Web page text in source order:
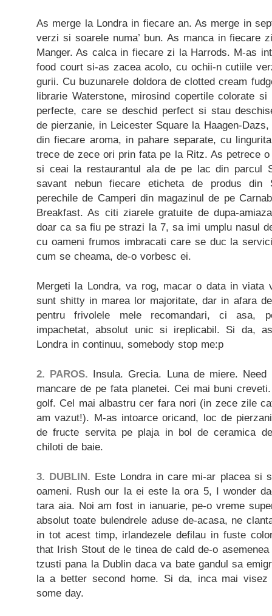
As merge la Londra in fiecare an. As merge in
verzi si soarele numa’ bun. As manca in fiecare
Manger. As calca in fiecare zi la Harrods. M-as
food court si-as zacea acolo, cu ochii-n cutiile
gurii. Cu buzunarele doldora de clotted cream
librarie Waterstone, mirosind copertile colorate
perfecte, care se deschid perfect si stau
de pierzanie, in Leicester Square la Haagen-
din fiecare aroma, in pahare separate, cu
trece de zece ori prin fata pe la Ritz. As petrece
si ceai la restaurantul ala de pe lac din parcul
savant nebun fiecare eticheta de produs din
perechile de Camperi din magazinul de pe
Breakfast. As citi ziarele gratuite de dupa-
doar ca sa fiu pe strazi la 7, sa imi umplu nasul
cu oameni frumos imbracati care se duc la
cum se cheama, de-o vorbesc ei.
Mergeti la Londra, va rog, macar o data in viata
sunt shitty in marea lor majoritate, dar in afara
pentru frivolele mele recomandari, ci asa,
impachetat, absolut unic si ireplicabil. Si da,
Londra in continuu, somebody stop me:p
2. PAROS. Insula. Grecia. Luna de miere.
mancare de pe fata planetei. Cei mai buni
golf. Cel mai albastru cer fara nori (in zece zile
am vazut!). M-as intoarce oricand, loc de
de fructe servita pe plaja in bol de ceramica
chiloti de baie.
3. DUBLIN. Este Londra in care mi-ar placea si
oameni. Rush our la ei este la ora 5, I wonder
tara aia. Noi am fost in ianuarie, pe-o vreme
absolut toate bulendrele aduse de-acasa, ne
in tot acest timp, irlandezele defilau in fuste
that Irish Stout de le tinea de cald de-o
tzusti pana la Dublin daca va bate gandul sa
la a better second home. Si da, inca mai
some day.